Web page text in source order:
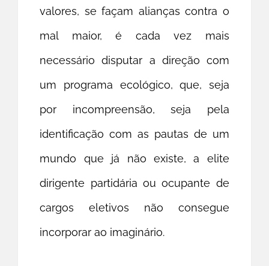
valores, se façam alianças contra o
mal maior, é cada vez mais
necessário disputar a direção com
um programa ecológico, que, seja
por incompreensão, seja pela
identificação com as pautas de um
mundo que já não existe, a elite
dirigente partidária ou ocupante de
cargos eletivos não consegue
incorporar ao imaginário.